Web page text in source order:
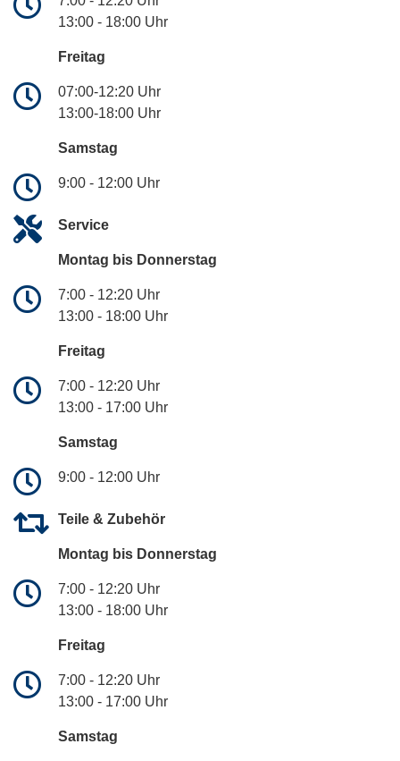
13:00 - 18:00 Uhr
Freitag
07:00-12:20 Uhr
13:00-18:00 Uhr
Samstag
9:00 - 12:00 Uhr
Service
Montag bis Donnerstag
7:00 - 12:20 Uhr
13:00 - 18:00 Uhr
Freitag
7:00 - 12:20 Uhr
13:00 - 17:00 Uhr
Samstag
9:00 - 12:00 Uhr
Teile & Zubehör
Montag bis Donnerstag
7:00 - 12:20 Uhr
13:00 - 18:00 Uhr
Freitag
7:00 - 12:20 Uhr
13:00 - 17:00 Uhr
Samstag